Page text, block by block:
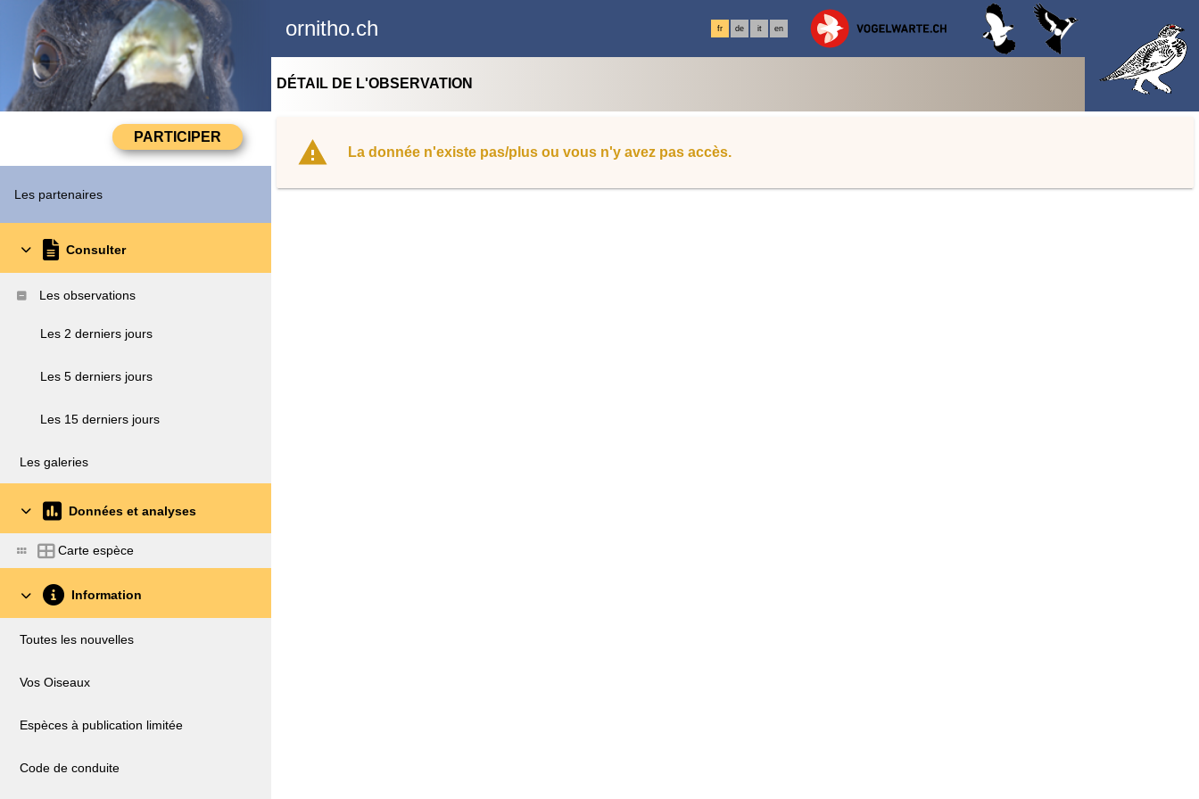
ornitho.ch fr de it en
Les partenaires
Consulter
Les observations
Les 2 derniers jours
Les 5 derniers jours
Les 15 derniers jours
Les galeries
Données et analyses
Carte espèce
Information
Toutes les nouvelles
Vos Oiseaux
Espèces à publication limitée
Code de conduite
DÉTAIL DE L'OBSERVATION
La donnée n'existe pas/plus ou vous n'y avez pas accès.